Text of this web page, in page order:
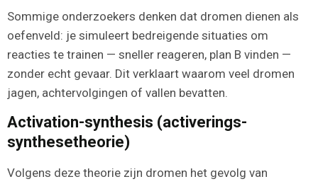
Sommige onderzoekers denken dat dromen dienen als
oefenveld: je simuleert bedreigende situaties om
reacties te trainen — sneller reageren, plan B vinden —
zonder echt gevaar. Dit verklaart waarom veel dromen
jagen, achtervolgingen of vallen bevatten.
Activation-synthesis (activerings-
synthesetheorie)
Volgens deze theorie zijn dromen het gevolg van